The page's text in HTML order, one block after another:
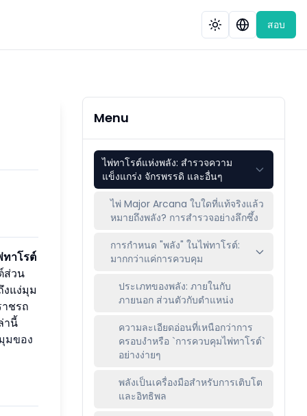
สอบ
ทาโรต์
ส่วน
งแง่มุม
ชรถ
านี้
มของ
Menu
ไพ่ทาโรต์แห่งพลัง: สำรวจความ
แข็งแกร่ง จักรพรรดิ และอื่นๆ
ไพ่ Major Arcana ใบใดที่แท้จริงแล้ว
หมายถึงพลัง? การสำรวจอย่างลึกซึ้ง
การกำหนด "พลัง" ในไพ่ทาโรต์:
มากกว่าแค่การควบคุม
ประเภทของพลัง: ภายในกับ
ภายนอก ส่วนตัวกับตำแหน่ง
ความละเอียดอ่อนที่เหนือกว่าการ
ครอบงำหรือ `การควบคุมไพ่ทาโรต์`
อย่างง่ายๆ
พลังเป็นเครื่องมือสำหรับการเติบโต
และอิทธิพล